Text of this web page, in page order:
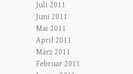
Juli 2011
Juni 2011
Mai 2011
April 2011
März 2011
Februar 2011